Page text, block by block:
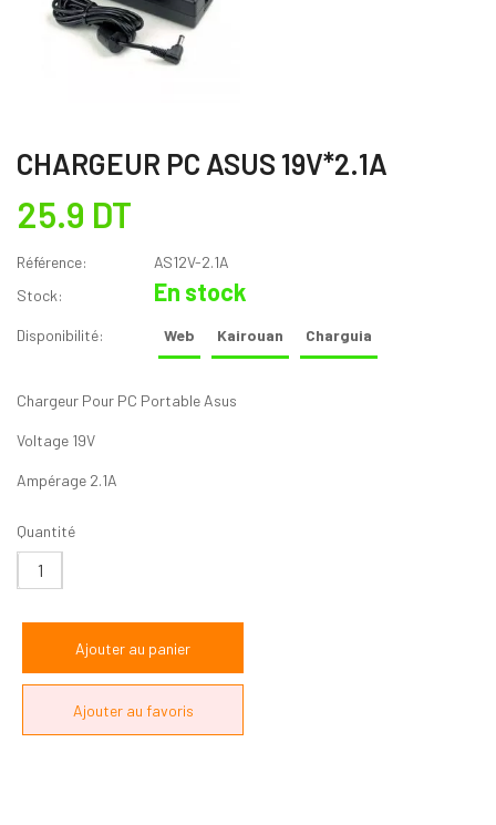
CHARGEUR PC ASUS 19V*2.1A
25.9 DT
Référence:
AS12V-2.1A
Stock:
En stock
Disponibilité: Web Kairouan Charguia
Chargeur Pour PC Portable Asus
Voltage 19V
Ampérage 2.1A
Quantité